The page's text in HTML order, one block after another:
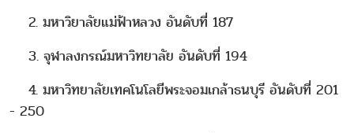
2. มหาวิยาลัยแม่ฟ้าหลวง อันดับที่ 187
3. จุฬาลงกรณ์มหาวิทยาลัย อันดับที่ 194
4. มหาวิทยาลัยเทคโนโลยีพระจอมเกล้าธนบุรี อันดับที่ 201
- 250